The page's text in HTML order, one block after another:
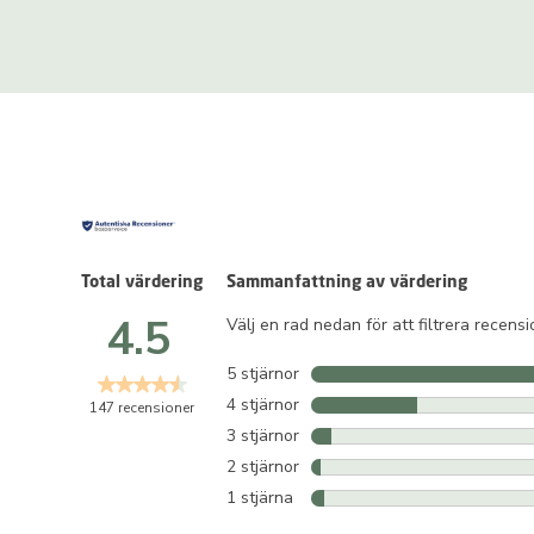
Sammanfattning av värdering
Välj en rad nedan för att filtrera
5 stjärnor stjärnor
4 stjärnor stjärnor
3 stjärnor stjärnor
2 stjärnor stjärnor
1 stjärna stjärnor
Total värdering
4.5
147 recensioner